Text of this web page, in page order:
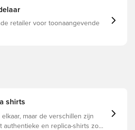
retailer voor toonaangevende
shirts
maar de verschillen zijn
authentieke en replica-shirts zo